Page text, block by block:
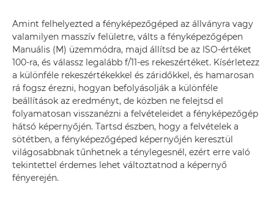
Amint felhelyezted a fényképezőgéped az állványra vagy
valamilyen masszív felületre, válts a fényképezőgépen
Manuális (M) üzemmódra, majd állítsd be az ISO-értéket
100-ra, és válassz legalább f/11-es rekeszértéket. Kísérletezz
a különféle rekeszértékekkel és záridőkkel, és hamarosan
rá fogsz érezni, hogyan befolyásolják a különféle
beállítások az eredményt, de közben ne felejtsd el
folyamatosan visszanézni a felvételeidet a fényképezőgép
hátsó képernyőjén. Tartsd észben, hogy a felvételek a
sötétben, a fényképezőgéped képernyőjén keresztül
világosabbnak tűnhetnek a ténylegesnél, ezért erre való
tekintettel érdemes lehet változtatnod a képernyő
fényerején.